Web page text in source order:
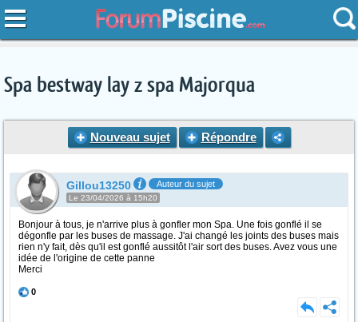
Spa bestway lay z spa Majorqua
Nouveau sujet Répondre
Gillou13250 Auteur du sujet
Le 23/04/2026 à 15h20
Bonjour à tous, je n'arrive plus à gonfler mon Spa. Une fois gonflé il se
dégonfle par les buses de massage. J'ai changé les joints des buses mais
rien n'y fait, dès qu'il est gonflé aussitôt l'air sort des buses. Avez vous une
idée de l'origine de cette panne
Merci
0